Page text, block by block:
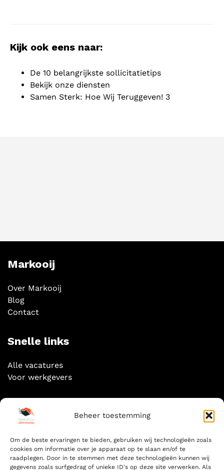
Beheer toestemming
Om de beste ervaringen te bieden, gebruiken wij technologieën zoals
cookies om informatie over je apparaat op te slaan en/of te
raadplegen. Door in te stemmen met deze technologieën kunnen wij
gegevens zoals surfgedrag of unieke ID's op deze site verwerken. Als
Kijk ook eens naar:
De 10 belangrijkste sollicitatietips
Bekijk onze diensten
Samen Sterk: Hoe Wij Teruggeven! 3
Markooij
Over Markooij
Blog
Contact
Snelle links
Alle vacatures
Voor werkgevers
Socials